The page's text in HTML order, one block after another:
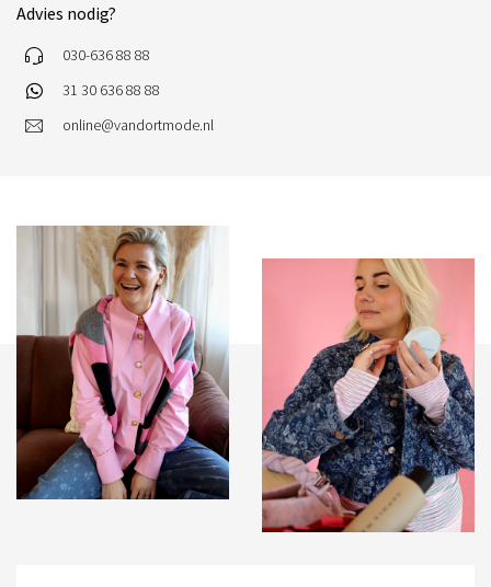
Advies nodig?
030-636 88 88
31 30 636 88 88
online@vandortmode.nl